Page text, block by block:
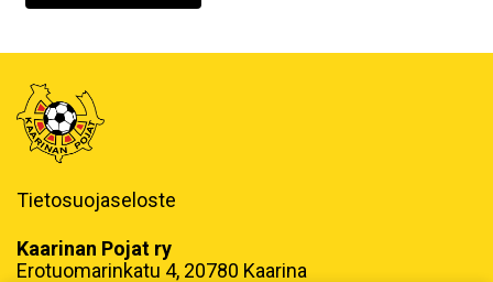
Tietosuojaseloste
Kaarinan Pojat ry
Erotuomarinkatu 4, 20780 Kaarina